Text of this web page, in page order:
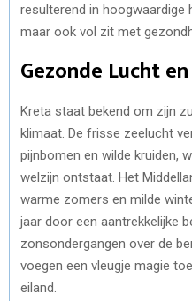
resulterend in hoogwaardige
maar ook vol zit met
Gezonde Lucht
Kreta staat bekend om zijn
klimaat. De frisse zeelucht
pijnbomen en wilde kruiden,
welzijn ontstaat. Het
warme zomers en milde
jaar door een aantrekkelijke
zonsondergangen over de
voegen een vleugje magie
eiland.